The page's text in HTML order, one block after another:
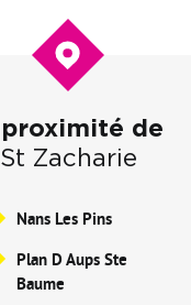
de
St Zacharie
Nans Les Pins
Plan D Aups Ste
Baume